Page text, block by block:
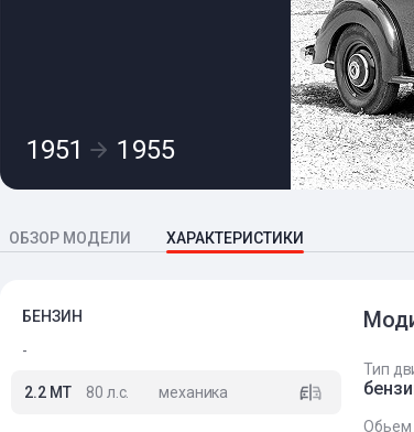
1951 1955
ОБЗОР МОДЕЛИ ХАРАКТЕРИСТИКИ
БЕНЗИН
-
2.2 MT 80 л.с. механика
Тип
Обьем